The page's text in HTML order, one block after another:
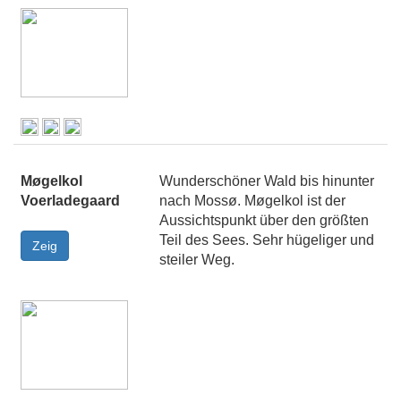
Møgelkol
Voerladegaard
Wunderschöner Wald bis hinunter
nach Mossø. Møgelkol ist der
Aussichtspunkt über den größten
Teil des Sees. Sehr hügeliger und
steiler Weg.